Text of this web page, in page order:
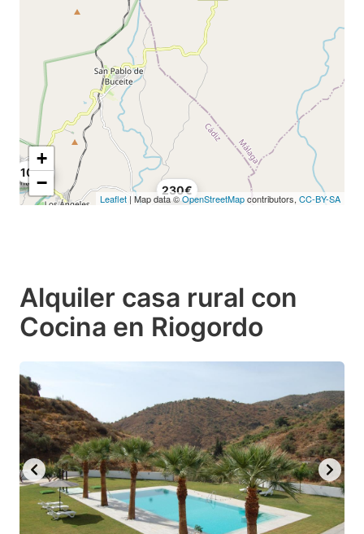
85€
109€
230€
+
−
Leaflet | Map data ©OpenStreetMapcontributors, CC-BY-SA
Alquiler casa rural con
Cocina en Riogordo